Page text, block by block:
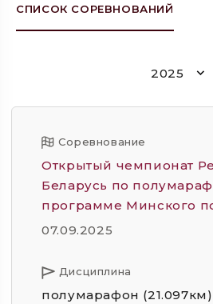
СПИСОК СОРЕВНОВАНИЙ
2025
Соревнование
Открытый чемпионат
Беларусь по
программе Минского
07.09.2025
Дисциплина
полумарафон (21.097км)